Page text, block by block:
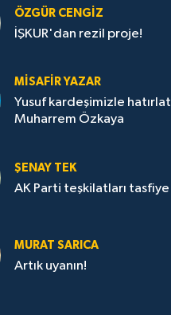
ÖZGÜR CENGIZ
İŞKUR'dan rezil proje!
MISAFIR YAZAR
Yusuf kardeşimizle
Muharrem Özkaya
ŞENAY TEK
AK Parti teşkilatları
MURAT SARICA
Artık uyanın!